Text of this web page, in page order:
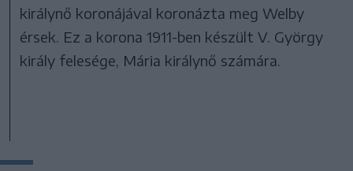
királynő koronájával koronázta meg Welby
érsek. Ez a korona 1911-ben készült V. György
király felesége, Mária királynő számára.